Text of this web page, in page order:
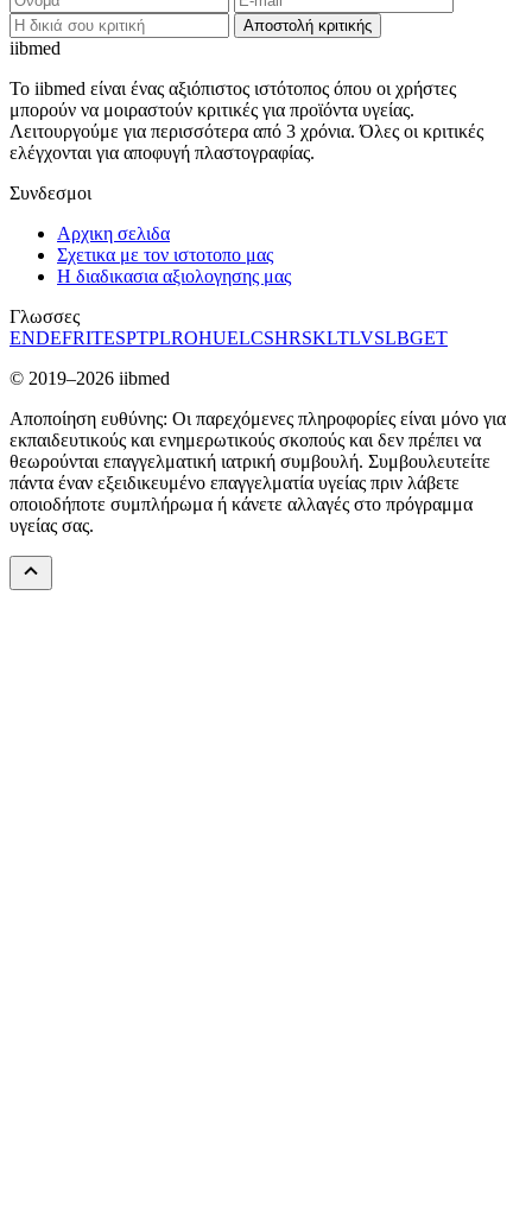
Αποστολή κριτικής
iibmed
Το iibmed είναι ένας αξιόπιστος ιστότοπος όπου οι χρήστες
μπορούν να μοιραστούν κριτικές για προϊόντα υγείας.
Λειτουργούμε για περισσότερα από 3 χρόνια. Όλες οι κριτικές
ελέγχονται για αποφυγή πλαστογραφίας.
Συνδεσμοι
Αρχικη σελιδα
Σχετικα με τον ιστοτοπο μας
Η διαδικασια αξιολογησης μας
Γλωσσες
ENDEFRITESPTPLROHUELCSHRSKLTLVSLBGET
© 2019–2026 iibmed
Αποποίηση ευθύνης: Οι παρεχόμενες πληροφορίες είναι μόνο για
εκπαιδευτικούς και ενημερωτικούς σκοπούς και δεν πρέπει να
θεωρούνται επαγγελματική ιατρική συμβουλή. Συμβουλευτείτε
πάντα έναν εξειδικευμένο επαγγελματία υγείας πριν λάβετε
οποιοδήποτε συμπλήρωμα ή κάνετε αλλαγές στο πρόγραμμα
υγείας σας.